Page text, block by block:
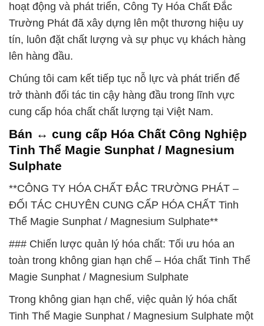
hoạt động và phát triển, Công Ty Hóa Chất Đắc
Trường Phát đã xây dựng lên một thương hiệu uy
tín, luôn đặt chất lượng và sự phục vụ khách hàng
lên hàng đầu.
Chúng tôi cam kết tiếp tục nỗ lực và phát triển để
trở thành đối tác tin cậy hàng đầu trong lĩnh vực
cung cấp hóa chất chất lượng tại Việt Nam.
Bán ↔ cung cấp Hóa Chất Công Nghiệp
Tinh Thể Magie Sunphat / Magnesium
Sulphate
**CÔNG TY HÓA CHẤT ĐẮC TRƯỜNG PHÁT –
ĐỐI TÁC CHUYÊN CUNG CẤP HÓA CHẤT Tinh
Thể Magie Sunphat / Magnesium Sulphate**
### Chiến lược quản lý hóa chất: Tối ưu hóa an
toàn trong không gian hạn chế – Hóa chất Tinh Thể
Magie Sunphat / Magnesium Sulphate
Trong không gian hạn chế, việc quản lý hóa chất
Tinh Thể Magie Sunphat / Magnesium Sulphate một